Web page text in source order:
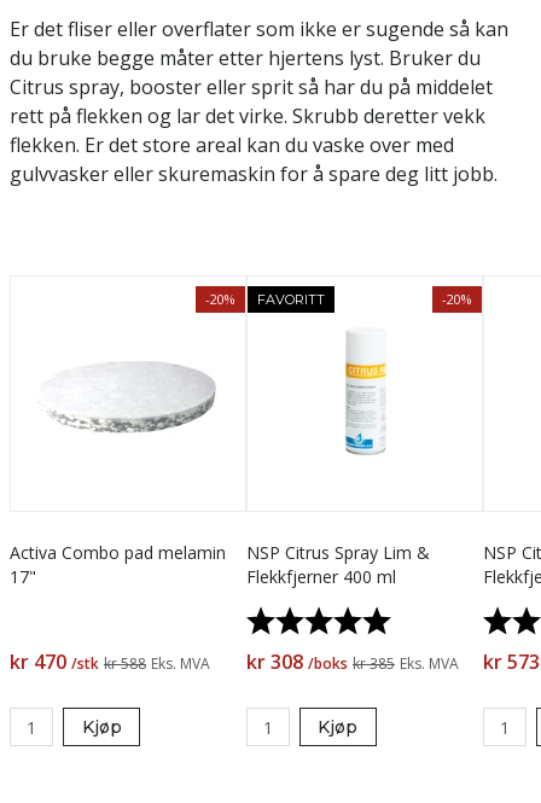
Er det fliser eller overflater som ikke er sugende så kan
du bruke begge måter etter hjertens lyst. Bruker du
Citrus spray, booster eller sprit så har du på middelet
rett på flekken og lar det virke. Skrubb deretter vekk
flekken. Er det store areal kan du vaske over med
gulvvasker eller skuremaskin for å spare deg litt jobb.
-20%
Activa Combo pad melamin
17"
kr 470 /stk kr 588 Eks. MVA
Kjøp
FAVORITT -20%
NSP Citrus Spray Lim &
Flekkfjerner 400 ml
Karakter:
5.0 av 5 mulige
kr 308 /boks kr 385 Eks. MVA
Kjøp
NSP
kr 573